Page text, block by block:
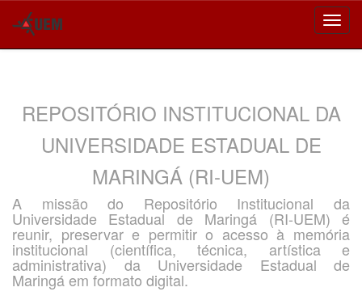
REPOSITÓRIO INSTITUCIONAL DA
UNIVERSIDADE ESTADUAL DE
MARINGÁ (RI-UEM)
A missão do Repositório Institucional da
Universidade Estadual de Maringá (RI-UEM) é
reunir, preservar e permitir o acesso à memória
institucional (científica, técnica, artística e
administrativa) da Universidade Estadual de
Maringá em formato digital.